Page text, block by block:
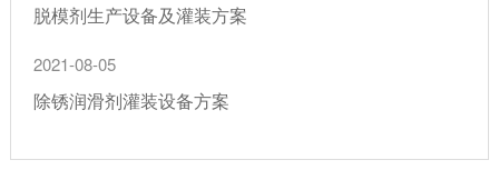
脱模剂生产设备及灌装方案
2021-08-05
除锈润滑剂灌装设备方案